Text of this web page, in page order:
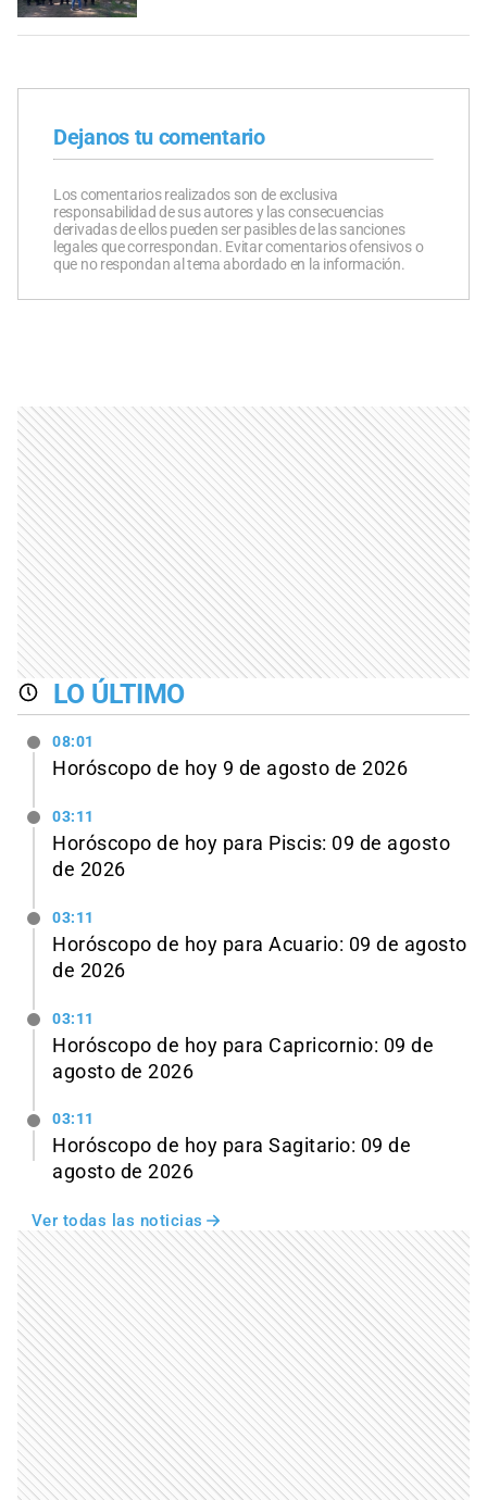
Dejanos tu comentario
Los comentarios realizados son de exclusiva
responsabilidad de sus autores y las consecuencias
derivadas de ellos pueden ser pasibles de las sanciones
legales que correspondan. Evitar comentarios ofensivos o
que no respondan al tema abordado en la información.
LO ÚLTIMO
08:01
Horóscopo de hoy 9 de agosto de 2026
03:11
Horóscopo de hoy para Piscis: 09 de agosto
de 2026
03:11
Horóscopo de hoy para Acuario: 09 de agosto
de 2026
03:11
Horóscopo de hoy para Capricornio: 09 de
agosto de 2026
03:11
Horóscopo de hoy para Sagitario: 09 de
agosto de 2026
Ver todas las noticias